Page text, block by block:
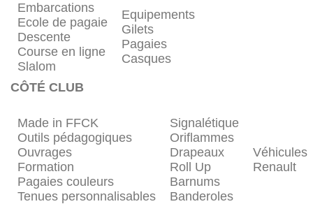
Embarcations
Ecole de pagaie
Descente
Course en ligne
Slalom
Equipements
Gilets
Pagaies
Casques
CÔTÉ CLUB
Made in FFCK
Outils pédagogiques
Ouvrages
Formation
Pagaies couleurs
Tenues personnalisables
Signalétique
Oriflammes
Drapeaux
Roll Up
Barnums
Banderoles
Véhicules
Renault